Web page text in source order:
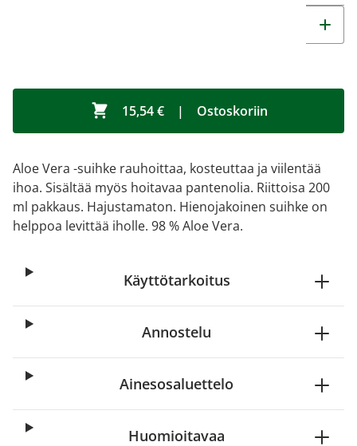
15,54 € | Ostoskoriin
Aloe Vera -suihke rauhoittaa, kosteuttaa ja viilentää
ihoa. Sisältää myös hoitavaa pantenolia. Riittoisa 200
ml pakkaus. Hajustamaton. Hienojakoinen suihke on
helppoa levittää iholle. 98 % Aloe Vera.
Käyttötarkoitus
Annostelu
Ainesosaluettelo
Huomioitavaa